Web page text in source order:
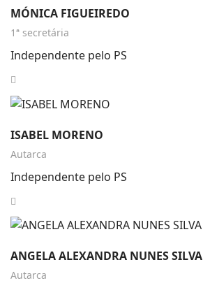
MÓNICA FIGUEIREDO
1ª secretária
Independente pelo PS
ISABEL MORENO
Autarca
Independente pelo PS
ANGELA ALEXANDRA NUNES SILVA
Autarca